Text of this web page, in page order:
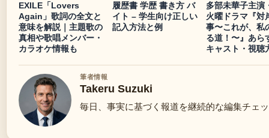
EXILE「Lovers
Again」歌詞の全文と
意味を解説｜主題歌の
真相や歌唱メンバー・
カラオケ情報も
履歴書 学歴 書き方 バ
イト – 学生向け正しい
記入方法と例
多部未華子主演
火曜ドラマ『対
事〜これが、私
る道！〜』あら
キャスト・視聴
筆者情報
Takeru Suzuki
毎日、事実に基づく報道を継続的な編集チェ